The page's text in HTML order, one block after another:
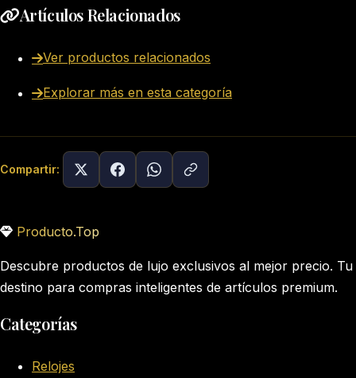
Artículos Relacionados
Ver productos relacionados
Explorar más en esta categoría
Compartir:
Producto.Top
Descubre productos de lujo exclusivos al mejor precio. Tu
destino para compras inteligentes de artículos premium.
Categorías
Relojes